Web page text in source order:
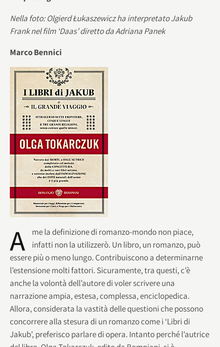
Nella foto: Olgierd Łukaszewicz ha interpretato Jakub
Frank nel film ‘Daas’ diretto da Adriana Panek
Marco Bennici
A
me la definizione di romanzo-mondo non piace,
infatti non la utilizzerò. Un libro, un romanzo, può
essere più o meno lungo. Contribuiscono a determinarne
l’estensione molti fattori. Sicuramente, tra questi, c’è
anche la volontà dell’autore di voler scrivere una
narrazione ampia, estesa, complessa, enciclopedica.
Allora, considerata la vastità delle questioni che possono
concorrere alla stesura di un romanzo come i ‘Libri di
Jakub’, preferisco parlare di opera. Intanto perché l’autrice